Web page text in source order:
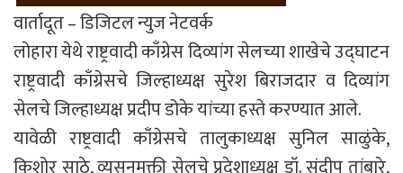
वार्तादूत – डिजिटल न्युज नेटवर्क
लोहारा येथे राष्ट्रवादी काँग्रेस दिव्यांग सेलच्या शाखेचे उद्घाटन
राष्ट्रवादी काँग्रेसचे जिल्हाध्यक्ष सुरेश बिराजदार व दिव्यांग
सेलचे जिल्हाध्यक्ष प्रदीप डोके यांच्या हस्ते करण्यात आले.
यावेळी राष्ट्रवादी काँग्रेसचे तालुकाध्यक्ष सुनिल साळुंके,